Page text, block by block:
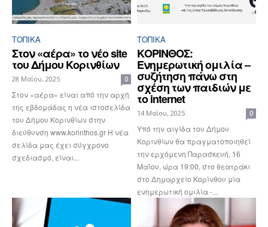
ΤΟΠΙΚΑ
Στον «αέρα» το νέο site
του Δήμου Κορινθίων
28 Μαΐου, 2025 0
Στον «αέρα» είναι από την αρχή
της εβδομάδας η νέα ιστοσελίδα
του Δήμου Κορινθίων στην
διεύθυνση www.korinthos.gr Η νέα
σελίδα μας έχει σύγχρονο
σχεδιασμό, είναι...
ΤΟΠΙΚΑ
ΚΟΡΙΝΘΟΣ:
Ενημερωτική ομιλία –
συζήτηση πάνω στη
σχέση των παιδιών με
το internet
14 Μαΐου, 2025 0
Υπό την αιγίδα του Δήμου
Κορινθίων θα πραγματοποιηθεί
την ερχόμενη Παρασκευή, 16
Μαΐου, ώρα 19:00, στο θεατράκι
στο Δημαρχείο Κορίνθου μία
ενημερωτική ομιλία -...